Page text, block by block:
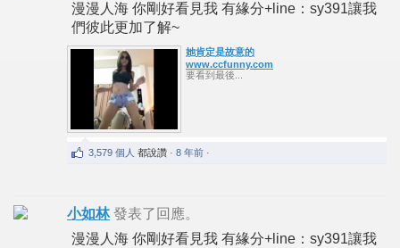
漫漫人海 你剛好看見我 有緣分+line：sy391讓我
們彼此更加了解~
她肯定是故意的
www.ccfunny.com
要看到最後...
3,579 個人 都說讚 · 8 年前 ·
小如林 發表了回應。
漫漫人海 你剛好看見我 有緣分+line：sy391讓我